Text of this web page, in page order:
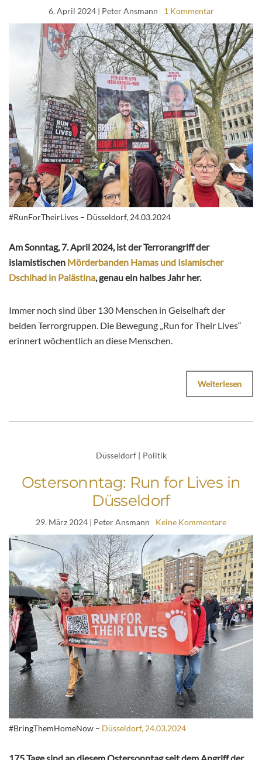
6. April 2024| Peter Ansmann 1 Kommentar
#RunForTheirLives – Düsseldorf, 24.03.2024
Am Sonntag, 7. April 2024, ist der Terrorangriff der
islamistischen Mörderbanden Hamas und Islamischer
Dschihad in Palästina, genau ein halbes Jahr her.
Immer noch sind über 130 Menschen in Geiselhaft der
beiden Terrorgruppen. Die Bewegung „Run for Their Lives“
erinnert wöchentlich an diese Menschen.
Weiterlesen
Düsseldorf | Politik
Ostersonntag: Run for Lives in
Düsseldorf
29. März 2024 | Peter Ansmann Keine Kommentare
#BringThemHomeNow – Düsseldorf, 24.03.2024